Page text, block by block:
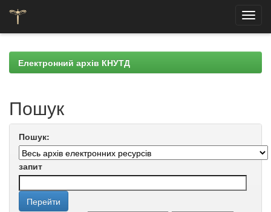
navigationЕлектронний архів КНУТД
Пошук
Пошук:
запит